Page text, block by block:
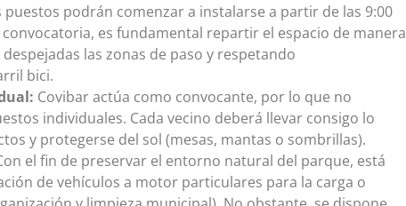
puestos podrán comenzar a instalarse a partir de las 9:00
es fundamental repartir el espacio de manera
las zonas de paso y respetando
bici.
Covibar actúa como convocante, por lo que no
individuales. Cada vecino deberá llevar consigo lo
y protegerse del sol (mesas, mantas o sombrillas).
el fin de preservar el entorno natural del parque, está
de vehículos a motor particulares para la carga o